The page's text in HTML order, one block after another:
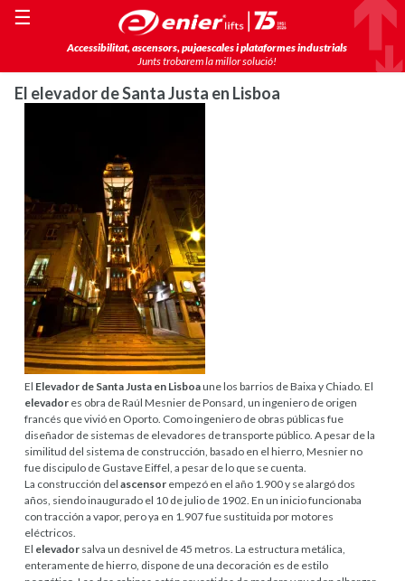
Accessibilitat, ascensors, pujaescales i plataformes industrials
Junts trobarem la millor solució!
☰
El elevador de Santa Justa en Lisboa
El Elevador de Santa Justa en Lisboaune los barrios de Baixa y Chiado. El
elevador es obra de Raúl Mesnier de Ponsard, un ingeniero de origen
francés que vivió en Oporto. Como ingeniero de obras públicas fue
diseñador de sistemas de elevadores de transporte público. A pesar de la
similitud del sistema de construcción, basado en el hierro, Mesnier no
fue discipulo de Gustave Eiffel, a pesar de lo que se cuenta.
La construcción delascensor empezó en el año 1.900 y se alargó dos
años, siendo inaugurado el 10 de julio de 1902. En un inicio funcionaba
con tracción a vapor, pero ya en 1.907 fue sustituida por motores
eléctricos.
El elevador salva un desnivel de 45 metros. La estructura metálica,
enteramente de hierro, dispone de una decoración es de estilo